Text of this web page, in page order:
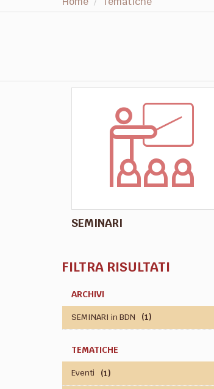
SEMINARI
FILTRA RISULTATI
ARCHIVI
SEMINARI in BDN (1)
TEMATICHE
Eventi (1)